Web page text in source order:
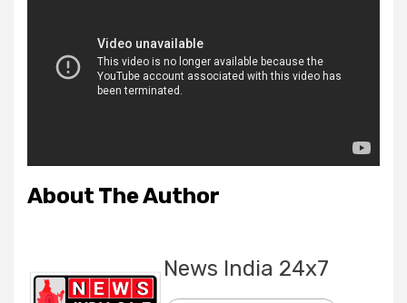
About The Author
News India 24x7